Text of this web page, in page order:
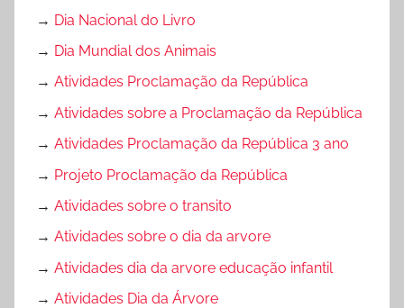
→ Dia Nacional do Livro
→ Dia Mundial dos Animais
→ Atividades Proclamação da República
→ Atividades sobre a Proclamação da República
→ Atividades Proclamação da República 3 ano
→ Projeto Proclamação da República
→ Atividades sobre o transito
→ Atividades sobre o dia da arvore
→ Atividades dia da arvore educação infantil
→ Atividades Dia da Árvore